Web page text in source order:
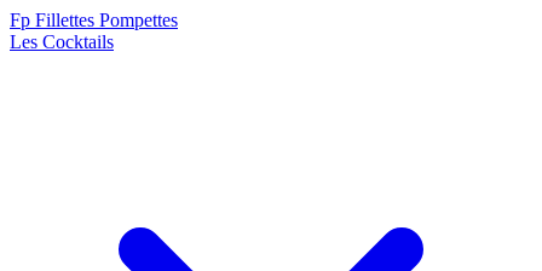
Fp Fillettes Pompettes
Les Cocktails